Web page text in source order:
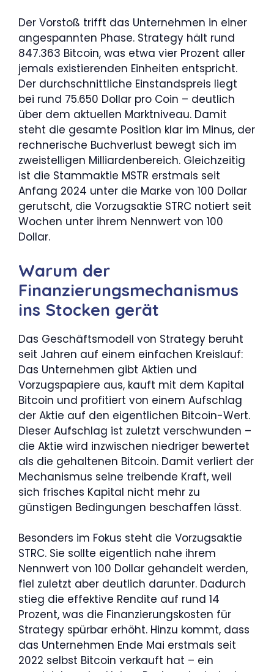
Der Vorstoß trifft das Unternehmen in einer
angespannten Phase. Strategy hält rund
847.363 Bitcoin, was etwa vier Prozent aller
jemals existierenden Einheiten entspricht.
Der durchschnittliche Einstandspreis liegt
bei rund 75.650 Dollar pro Coin – deutlich
über dem aktuellen Marktniveau. Damit
steht die gesamte Position klar im Minus, der
rechnerische Buchverlust bewegt sich im
zweistelligen Milliardenbereich. Gleichzeitig
ist die Stammaktie MSTR erstmals seit
Anfang 2024 unter die Marke von 100 Dollar
gerutscht, die Vorzugsaktie STRC notiert seit
Wochen unter ihrem Nennwert von 100
Dollar.
Warum der
Finanzierungsmechanismus
ins Stocken gerät
Das Geschäftsmodell von Strategy beruht
seit Jahren auf einem einfachen Kreislauf:
Das Unternehmen gibt Aktien und
Vorzugspapiere aus, kauft mit dem Kapital
Bitcoin und profitiert von einem Aufschlag
der Aktie auf den eigentlichen Bitcoin-Wert.
Dieser Aufschlag ist zuletzt verschwunden –
die Aktie wird inzwischen niedriger bewertet
als die gehaltenen Bitcoin. Damit verliert der
Mechanismus seine treibende Kraft, weil
sich frisches Kapital nicht mehr zu
günstigen Bedingungen beschaffen lässt.
Besonders im Fokus steht die Vorzugsaktie
STRC. Sie sollte eigentlich nahe ihrem
Nennwert von 100 Dollar gehandelt werden,
fiel zuletzt aber deutlich darunter. Dadurch
stieg die effektive Rendite auf rund 14
Prozent, was die Finanzierungskosten für
Strategy spürbar erhöht. Hinzu kommt, dass
das Unternehmen Ende Mai erstmals seit
2022 selbst Bitcoin verkauft hat – ein